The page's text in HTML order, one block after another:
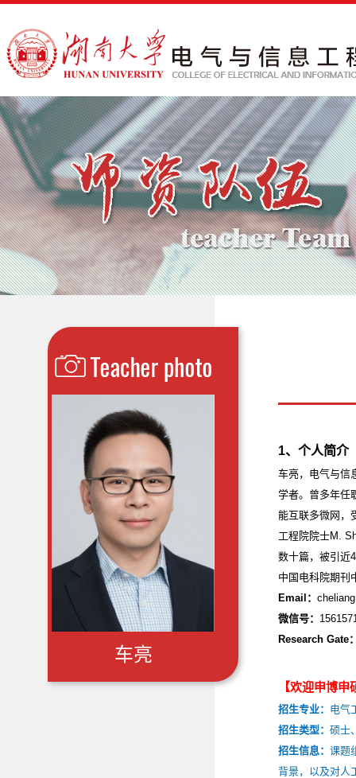
车亮
1、个人简介
车亮，电气与信
学者。曾多年任
能互联多微网，
工程院院士M.
数十篇，被引近4
中国电科院期刊
Email ：
微信号：
Research Gate
【欢迎申博
招生专业： 电气
招生类型： 硕士
招生信息： 课题
背景，以及对人